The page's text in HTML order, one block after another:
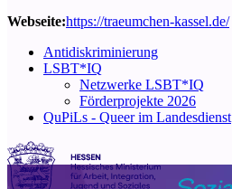
Webseite:https://traeumchen-kassel.de/
Antidiskriminierung
LSBT*IQ
Netzwerke LSBT*IQ
Förderprojekte 2026
QuPiLs - Queer im Landesdienst